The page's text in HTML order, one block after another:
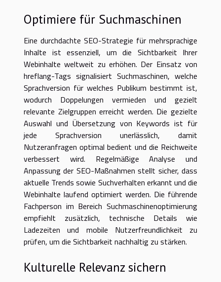
Optimiere für Suchmaschinen
Eine durchdachte SEO-Strategie für mehrsprachige
Inhalte ist essenziell, um die Sichtbarkeit Ihrer
Webinhalte weltweit zu erhöhen. Der Einsatz von
hreflang-Tags signalisiert Suchmaschinen, welche
Sprachversion für welches Publikum bestimmt ist,
wodurch Doppelungen vermieden und gezielt
relevante Zielgruppen erreicht werden. Die gezielte
Auswahl und Übersetzung von Keywords ist für
jede Sprachversion unerlässlich, damit
Nutzeranfragen optimal bedient und die Reichweite
verbessert wird. Regelmäßige Analyse und
Anpassung der SEO-Maßnahmen stellt sicher, dass
aktuelle Trends sowie Suchverhalten erkannt und die
Webinhalte laufend optimiert werden. Die führende
Fachperson im Bereich Suchmaschinenoptimierung
empfiehlt zusätzlich, technische Details wie
Ladezeiten und mobile Nutzerfreundlichkeit zu
prüfen, um die Sichtbarkeit nachhaltig zu stärken.
Kulturelle Relevanz sichern